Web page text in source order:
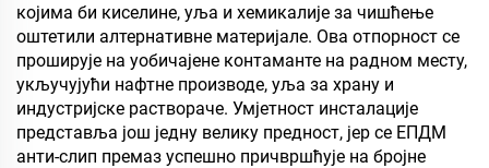
којима би киселине, уља и хемикалије за чишћење
оштетили алтернативне материјале. Ова отпорност се
проширује на уобичајене контаманте на радном месту,
укључујући нафтне производе, уља за храну и
индустријске раствораче. Умјетност инсталације
представља још једну велику предност, јер се ЕПДМ
анти-слип премаз успешно причвршћује на бројне